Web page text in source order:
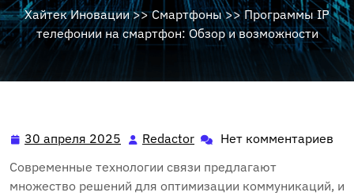
Хайтек Иновации>>Смартфоны>> Программы IP
телефонии на смартфон: Обзор и возможности
30 апреля 2025 30
2025
Redactor Redactor
Нет комментариев
Современные технологии связи предлагают
множество решений для оптимизации коммуникаций, и